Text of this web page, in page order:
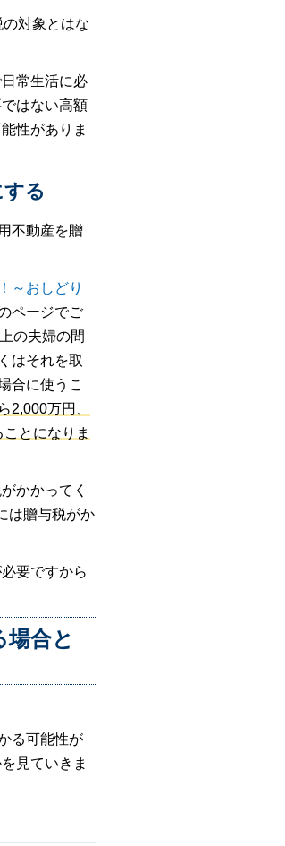
対象とはな
常生活に必
はない高額
性がありま
る
不動産を贈
～おしどり
ページでご
の夫婦の間
はそれを取
合に使うこ
2,000万円、
とになりま
かかってく
は贈与税がか
要ですから
合と
る可能性が
見ていきま